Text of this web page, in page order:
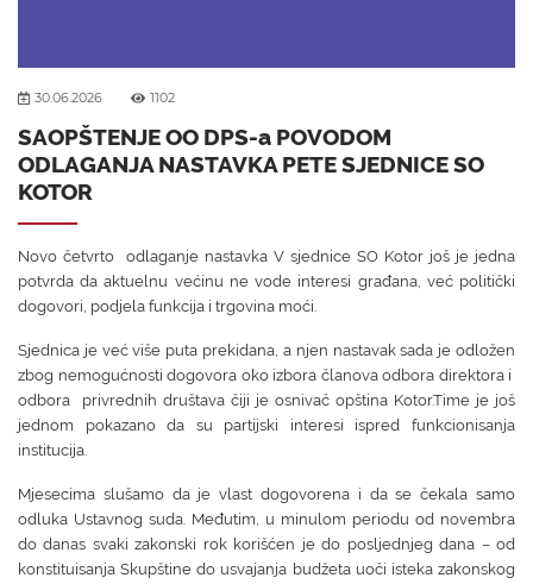
30.06.2026 1102
SAOPŠTENJE OO DPS-a POVODOM
ODLAGANJA NASTAVKA PETE SJEDNICE SO
KOTOR
Novo četvrto odlaganje nastavka V sjednice SO Kotor još je jedna
potvrda da aktuelnu većinu ne vode interesi građana, već politički
dogovori, podjela funkcija i trgovina moći.
Sjednica je već više puta prekidana, a njen nastavak sada je odložen
zbog nemogućnosti dogovora oko izbora članova odbora direktora i
odbora privrednih društava čiji je osnivač opština Kotor.Time je još
jednom pokazano da su partijski interesi ispred funkcionisanja
institucija.
Mjesecima slušamo da je vlast dogovorena i da se čekala samo
odluka Ustavnog suda. Međutim, u minulom periodu od novembra
do danas svaki zakonski rok korišćen je do posljednjeg dana – od
konstituisanja Skupštine do usvajanja budžeta uoči isteka zakonskog